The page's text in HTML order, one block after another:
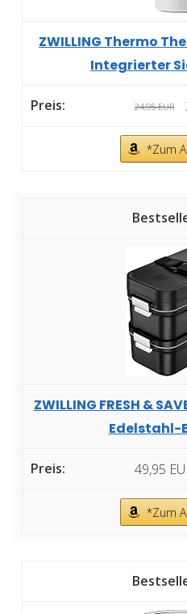
ZWILLING Thermo
Integrierter
24,95 EUR
*Zum
ZWILLING FRESH &
Edelstahl-
49,95
*Zum